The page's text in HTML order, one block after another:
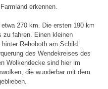
erkennen.
270 km. Die ersten 190 km
zu fahren. Einen kleinen
Rehoboth am Schild
des Wendekreises des
Wolkendecke sind hier im
die wunderbar mit dem